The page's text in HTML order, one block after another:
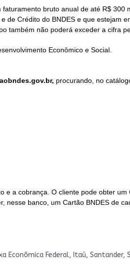
bruto anual de até R$
Crédito do BNDES e que estejam
também não poderá exceder a cifra
Econômico e Social.
procurando, no
a cobrança. O cliente pode obter
banco, um Cartão BNDES de
Federal, Itaú, Santander,